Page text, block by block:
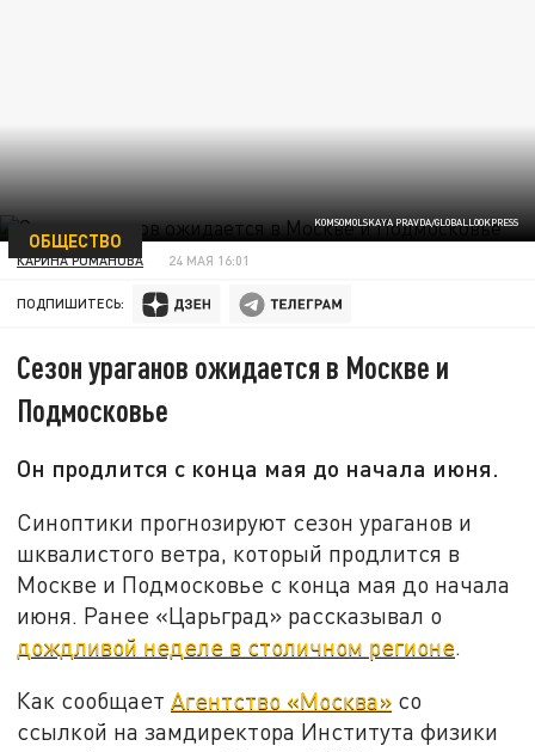
KOMSOMOLSKAYA PRAVDA/GLOBALLOOKPRESS
ОБЩЕСТВО
КАРИНА РОМАНОВА 24 МАЯ 16:01
ПОДПИШИТЕСЬ:
Сезон ураганов ожидается в Москве и
Подмосковье
Он продлится с конца мая до начала июня.
Синоптики прогнозируют сезон ураганов и
шквалистого ветра, который продлится в
Москве и Подмосковье с конца мая до начала
июня. Ранее «Царьград» рассказывал о
дождливой неделе в столичном регионе.
Как сообщаетАгентство «Москва» со
ссылкой на замдиректора Института физики